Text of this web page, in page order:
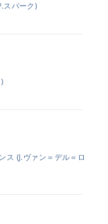
スパーク)
ス (J.ヴァン＝デル＝ロ